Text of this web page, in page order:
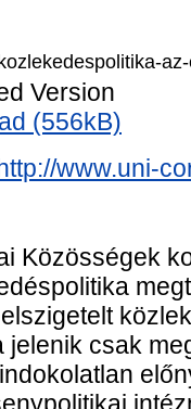
Version
(556kB)
http://www.uni-
Közösségek
jelenik csak